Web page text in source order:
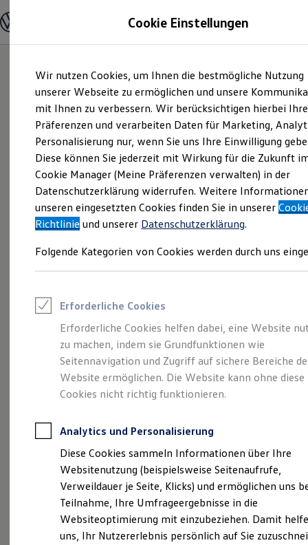
Hauptinhalt
springen
Footer
springen
Modelle und Konfigurator
Modelle vergleichen
Elektroautos
ENERGY Sondermodelle
Nutzfahrzeuge
SUV und CUV
Familienautos
Kombis
Kompaktwagen
Sportwagen
Schnell verfügbare Fahrzeuge
Angebote und Produkte
Aktuelle Angebote
E-Auto-Förderung
Volkswagen Marktplatz
Junge Gebrauchtwagen und Gebrauchtwagen
Saisonangebote
Leasing
Leasing-Angebote
Gebrauchtwagen Leasing
Junge Gebrauchtwagen-Leasing
Elektroauto Leasing
Kleinwagen-Leasing
Leasing ohne Anzahlung
Autokredit mit Schlussrate
Versicherungen und Garantien
Kfz-Versicherung
Restschuldversicherungen
Garantien
Wartungsverträge
Geschäftskunden
Professional Class bei Volkswagen
Großkunden
Behörden
Ihr Begleiter für Alltag
und Freizeit. Der T-
Cross.
Cookie Einstellungen
Wir nutzen Cookies, um Ihnen die bestmögliche Nutzung
unserer Webseite zu ermöglichen und unsere
mit Ihnen zu verbessern. Wir berücksichtigen hierbei Ihre
Präferenzen und verarbeiten Daten für Marketing,
Personalisierung nur, wenn Sie uns Ihre Einwilligung
Diese können Sie jederzeit mit Wirkung für die Zukunft
Cookie Manager (Meine Präferenzen verwalten) in der
Datenschutzerklärung widerrufen. Weitere
unseren eingesetzten Cookies finden Sie in unserer
Richtlinie und unserer Datenschutzerklärung.
Folgende Kategorien von Cookies werden durch uns
Erforderliche Cookies
Erforderliche Cookies helfen dabei, eine Website
zu machen, indem sie Grundfunktionen wie
Seitennavigation und Zugriff auf sichere Bereiche
Website ermöglichen. Die Website kann ohne diese
Cookies nicht richtig funktionieren.
Analytics und Personalisierung
Diese Cookies sammeln Informationen über Ihre
Websitenutzung (beispielsweise Seitenaufrufe,
Verweildauer je Seite, Klicks) und ermöglichen uns
Teilnahme, Ihre Umfrageergebnisse in die
Websiteoptimierung mit einzubeziehen. Damit
uns, Ihr Nutzererlebnis persönlich auf Sie